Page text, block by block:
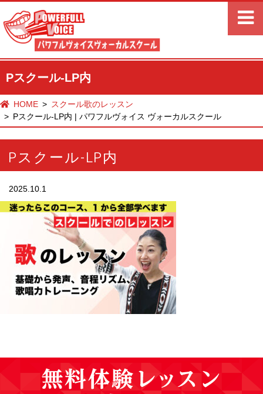
Pスクール-LP内
HOME
スクール歌のレッスン
Pスクール-LP内 | パワフルヴォイス ヴォーカルスクール
Pスクール-LP内
2025.10.1